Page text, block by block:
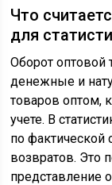
Что
для
Оборот оптовой
денежные и
товаров оптом,
учете. В
по фактической
возвратов. Это
представление